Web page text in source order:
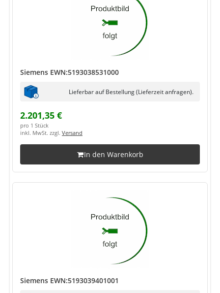
Siemens EWN:5193038531000
Lieferbar auf Bestellung (Lieferzeit anfragen).
2.201,35 €
pro 1 Stück
inkl. MwSt. zzgl. Versand
In den Warenkorb
Siemens EWN:5193039401001